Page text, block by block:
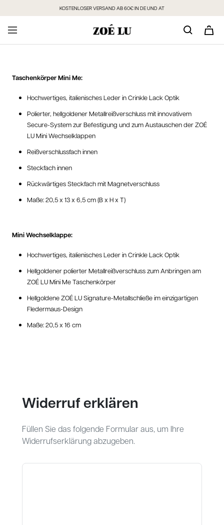
zum
Inhalt
KOSTENLOSER VERSAND AB 60€ IN DE UND AT
Taschenkörper Mini Me:
Hochwertiges, italienisches Leder in Crinkle Lack Optik
Polierter, hellgoldener Metallreißverschluss mit innovativem
Secure-System zur Befestigung und zum Austauschen der ZOÉ
LU Mini Wechselklappen
Reißverschlussfach innen
Steckfach innen
Rückwärtiges Steckfach mit Magnetverschluss
Maße: 20,5 x 13 x 6,5 cm (B x H x T)
Mini Wechselklappe:
Hochwertiges, italienisches Leder in Crinkle Lack Optik
Hellgoldener polierter Metallreißverschluss zum Anbringen am
ZOÉ LU Mini Me Taschenkörper
Hellgoldene ZOÉ LU Signature-Metallschließe im einzigartigen
Fledermaus-Design
Maße: 20,5 x 16 cm
Widerruf erklären
Füllen Sie das folgende Formular aus, um Ihre
Widerrufserklärung abzugeben.